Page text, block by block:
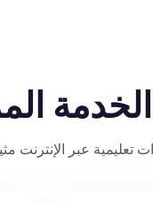
الخدمة
تعليمية عبر